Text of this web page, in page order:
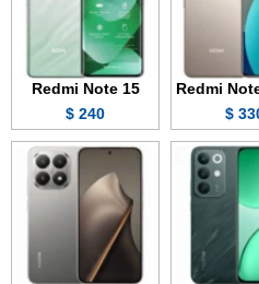
Redmi
330
Redmi Note 15
240 $